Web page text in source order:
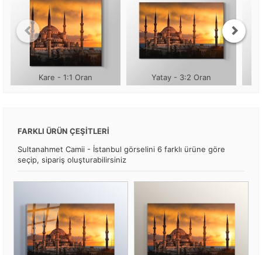
Kare - 1:1 Oran Yatay - 3:2 Oran
FARKLI ÜRÜN ÇEŞİTLERİ
Sultanahmet Camii - İstanbul görselini 6 farklı ürüne göre
seçip, sipariş oluşturabilirsiniz